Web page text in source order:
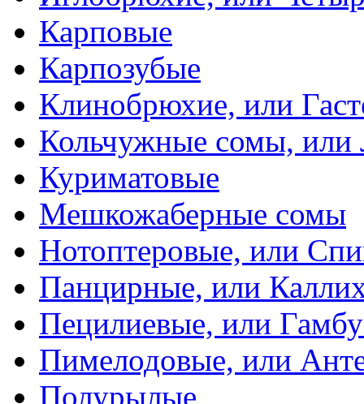
Карповые
Карпозубые
Клинобрюхие, или
Кольчужные сомы, или
Куриматовые
Мешкожаберные сомы
Нотоптеровые, или
Панцирные, или
Пецилиевые, или
Пимелодовые, или
Полурылые